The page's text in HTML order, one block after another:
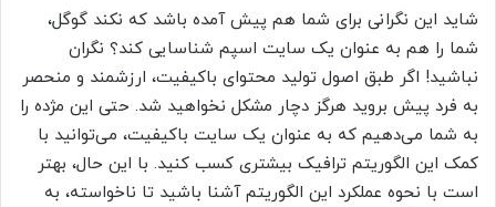
شاید این نگرانی برای شما هم پیش آمده باشد که نکند گوگل،
شما را هم به عنوان یک سایت اسپم شناسایی کند؟ نگران
نباشید! اگر طبق اصول تولید محتوای باکیفیت، ارزشمند و منحصر
به فرد پیش بروید هرگز دچار مشکل نخواهید شد. حتی این مژده را
به شما می‌دهیم که به عنوان یک سایت باکیفیت، می‌توانید با
کمک این الگوریتم ترافیک بیشتری کسب کنید. با این حال، بهتر
است با نحوه عملکرد این الگوریتم آشنا باشید تا ناخواسته، به